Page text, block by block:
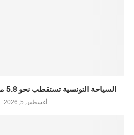
السياحة التونسية تستقطب نحو 5.8 ملايين زائر في 7 أشهر
أغسطس 5, 2026